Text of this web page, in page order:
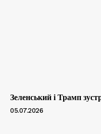
Зеленський і Трамп
05.07.2026